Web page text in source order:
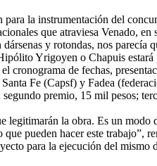
la instrumentación del
que atraviesa Venado,
y rotondas, nos
Yrigoyen o Chapuis
cronograma de fechas,
Fe (Capsf) y Fadea
premio, 15 mil pesos;
la obra. Es un
pueden hacer este trabajo”,
para la ejecución del